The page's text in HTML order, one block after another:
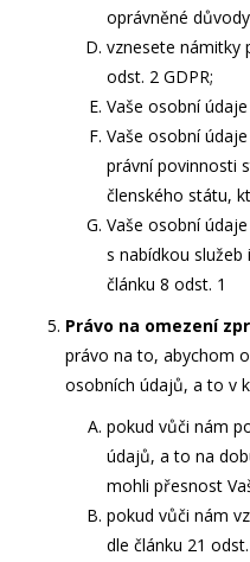
oprávněné
vznesete námitky
odst. 2 GDPR;
Vaše osobní
Vaše osobní
právní povinnosti
členského státu,
Vaše osobní
s nabídkou
článku 8 odst. 1
Právo na omezení
právo na to, abychom
osobních údajů, a to v
pokud vůči nám
údajů, a to na
mohli přesnost
pokud vůči nám
dle článku 21